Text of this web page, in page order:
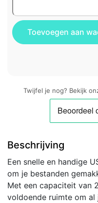
Twijfel je nog? Bekijk
Beschrijving
Een snelle en handige
om je bestanden
Met een capaciteit van
voldoende ruimte om al